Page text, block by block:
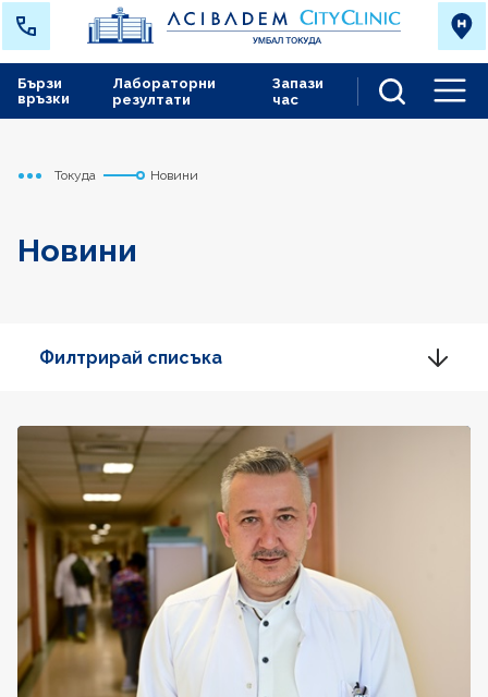
Лабораторни
резултати
Запази
час
Бързи
връзки
Начало
Токуда Новини
Новини
Филтрирай списъка